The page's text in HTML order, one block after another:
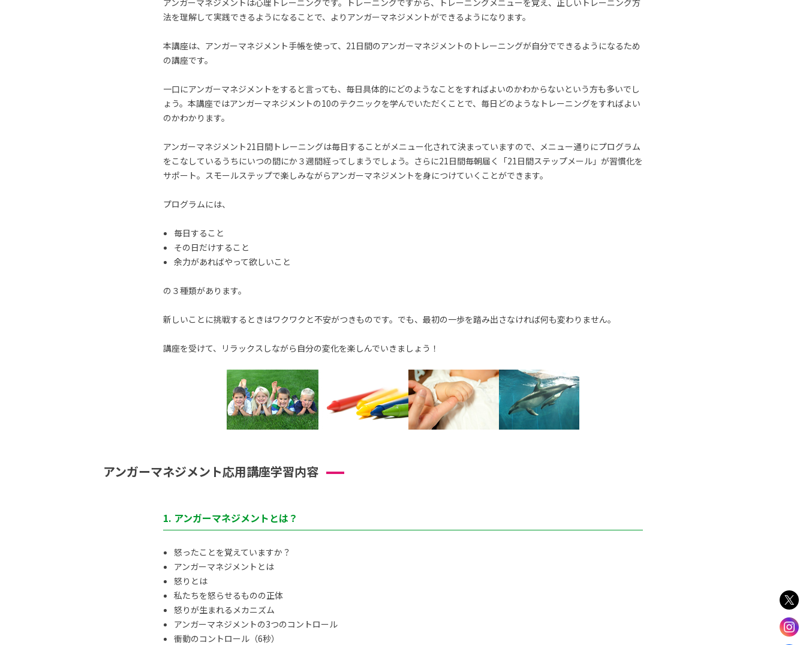
アンガーマネジメントは心理トレーニングです。トレーニングですから、トレーニングメニューを覚え、正しいトレーニング方
法を理解して実践できるようになることで、よりアンガーマネジメントができるようになります。
本講座は、アンガーマネジメント手帳を使って、21日間のアンガーマネジメントのトレーニングが自分でできるようになるため
の講座です。
一口にアンガーマネジメントをすると言っても、毎日具体的にどのようなことをすればよいのかわからないという方も多いでし
ょう。本講座ではアンガーマネジメントの10のテクニックを学んでいただくことで、毎日どのようなトレーニングをすればよい
のかわかります。
アンガーマネジメント21日間トレーニングは毎日することがメニュー化されて決まっていますので、メニュー通りにプログラム
をこなしているうちにいつの間にか３週間経ってしまうでしょう。さらに21日間毎朝届く「21日間ステップメール」が習慣化を
サポート。スモールステップで楽しみながらアンガーマネジメントを身につけていくことができます。
プログラムには、
毎日すること
その日だけすること
余力があればやって欲しいこと
の３種類があります。
新しいことに挑戦するときはワクワクと不安がつきものです。でも、最初の一歩を踏み出さなければ何も変わりません。
講座を受けて、リラックスしながら自分の変化を楽しんでいきましょう！
アンガーマネジメント応用講座学習内容
1. アンガーマネジメントとは？
怒ったことを覚えていますか？
アンガーマネジメントとは
怒りとは
私たちを怒らせるものの正体
怒りが生まれるメカニズム
アンガーマネジメントの3つのコントロール
衝動のコントロール（6秒）